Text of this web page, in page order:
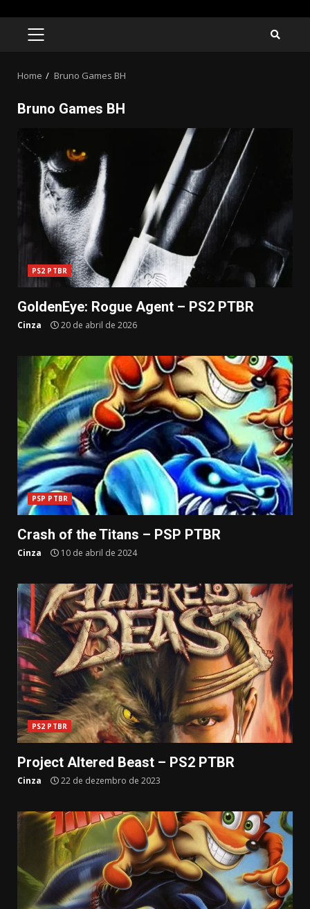
PRIMARY
Home Bruno Games BH
Bruno Games BH
PS2 PTBR
GoldenEye: Rogue Agent – PS2 PTBR
Cinza 20 de abril de 2026
PSP PTBR
Crash of the Titans – PSP PTBR
Cinza 10 de abril de 2024
PS2 PTBR
Project Altered Beast – PS2 PTBR
Cinza 22 de dezembro de 2023